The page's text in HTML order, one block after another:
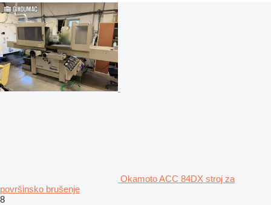
Okamoto ACC 84DX stroj za
površinsko brušenje
8